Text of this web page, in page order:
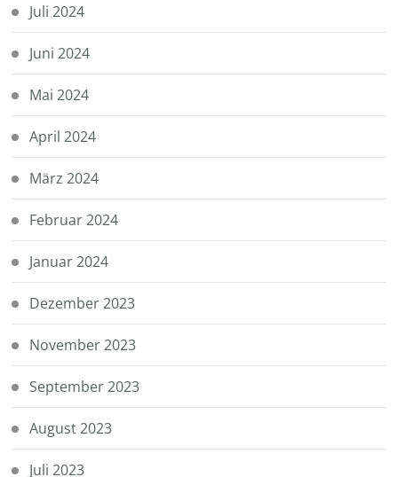
Juli 2024
Juni 2024
Mai 2024
April 2024
März 2024
Februar 2024
Januar 2024
Dezember 2023
November 2023
September 2023
August 2023
Juli 2023